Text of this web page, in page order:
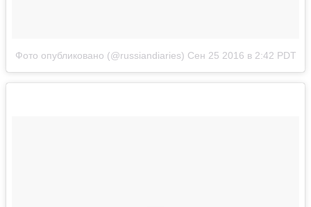
Фото опубликовано (@russiandiaries) Сен 25 2016 в 2:42 PDT